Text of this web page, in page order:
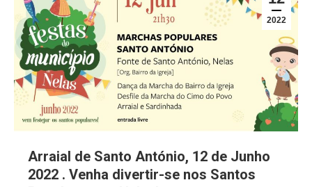
2022
Arraial de Santo António, 12 de Junho
2022 . Venha divertir-se nos Santos